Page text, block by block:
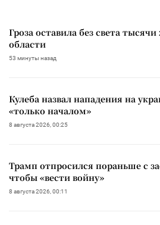
Гроза оставила без света
области
53 минуты назад
Кулеба назвал нападения на
«только началом»
8 августа 2026, 00:25
Трамп отпросился пораньше с
чтобы «вести войну»
8 августа 2026, 00:11